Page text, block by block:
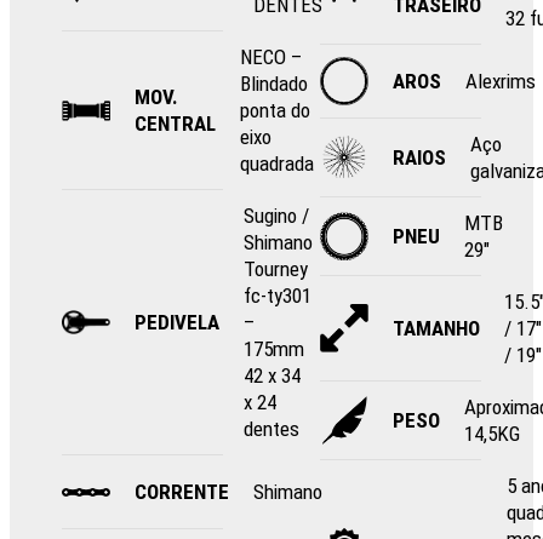
DENTES
MOV.
CENTRAL
NECO –
Blindado
ponta do
eixo
quadrada
PEDIVELA
Sugino /
Shimano
Tourney
fc-ty301
–
175mm
42 x 34
x 24
dentes
CORRENTE Shimano
TRASEIRO
32
AROS Alexrims
RAIOS
Aço
PNEU
MTB
29″
TAMANHO
/ 17″
/ 19″
PESO
14,5KG
5